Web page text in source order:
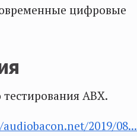
цифровые
ABX.
2019/08...